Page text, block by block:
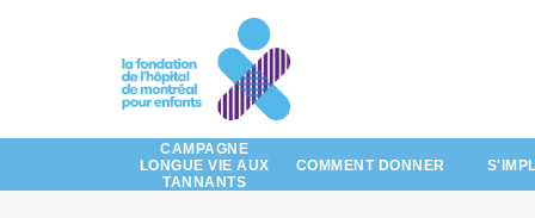
CAMPAGNE
LONGUE VIE AUX
TANNANTS
COMMENT DONNER